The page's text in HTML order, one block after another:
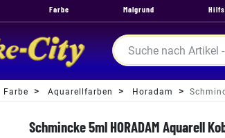
Farbe Malgrund
Farbe Aquarellfarben Horadam
Schmincke 5ml HORADAM Aquarell